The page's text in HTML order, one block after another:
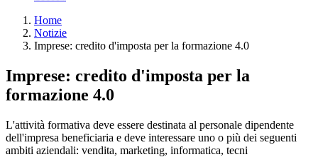
Home
Notizie
Imprese: credito d'imposta per la formazione 4.0
Imprese: credito d'imposta per la
formazione 4.0
L'attività formativa deve essere destinata al personale dipendente
dell'impresa beneficiaria e deve interessare uno o più dei seguenti
ambiti aziendali: vendita, marketing, informatica, tecni